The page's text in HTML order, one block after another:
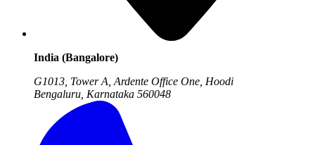
India (Bangalore)
G1013, Tower A, Ardente Office One, Hoodi
Bengaluru, Karnataka 560048